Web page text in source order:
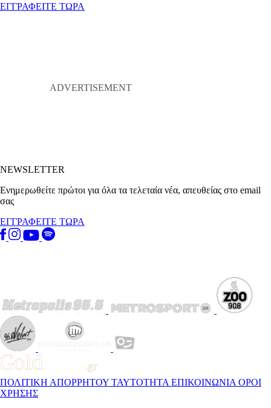
ΕΓΓΡΑΦΕΙΤΕ ΤΩΡΑ
NEWSLETTER
Ενημερωθείτε πρώτοι για όλα τα τελεταία νέα, απευθείας στο email
σας
ΕΓΓΡΑΦΕΙΤΕ ΤΩΡΑ
ΠΟΛΙΤΙΚΗ ΑΠΟΡΡΗΤΟΥ ΤΑΥΤΟΤΗΤΑ ΕΠΙΚΟΙΝΩΝΙΑ ΟΡΟΙ
ΧΡΗΣΗΣ